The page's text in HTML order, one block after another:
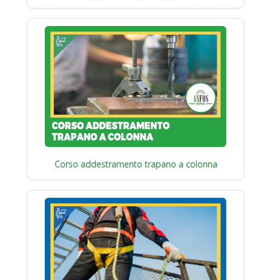
Corso addestramento trapano a colonna